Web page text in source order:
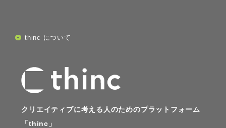
thinc について
クリエイティブに考える人のためのプラットフォーム
「thinc」